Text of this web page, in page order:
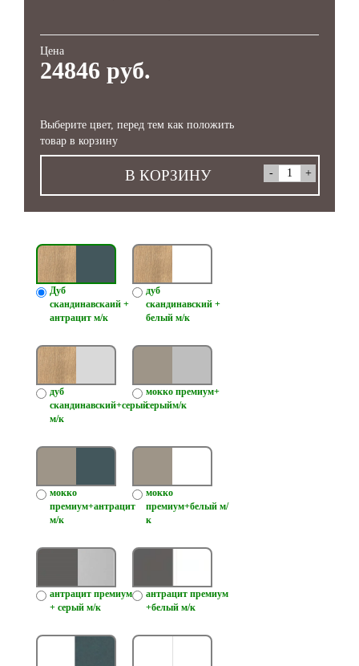
Цена
24846 руб.
Выберите цвет, перед тем как положить
товар в корзину
В КОРЗИНУ
Дуб
скандинавскаий +
антрацит м/к
дуб
скандинавский +
белый м/к
дуб
скандинавский+серый
м/к
мокко премиум+
серыйм/к
мокко
премиум+антрацит
м/к
мокко
премиум+белый м/
к
антрацит премиум
+ серый м/к
антрацит премиум
+белый м/к